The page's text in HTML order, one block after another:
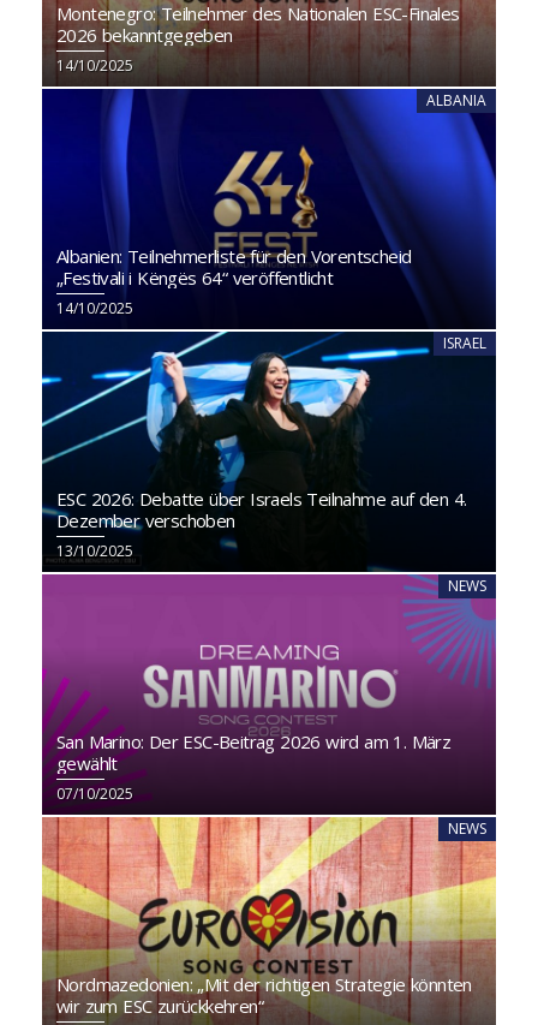
Montenegro: Teilnehmer des Nationalen ESC-Finales
2026 bekanntgegeben
14/10/2025
ALBANIA
Albanien: Teilnehmerliste für den Vorentscheid
„Festivali i Këngës 64“ veröffentlicht
14/10/2025
ISRAEL
ESC 2026: Debatte über Israels Teilnahme auf den 4.
Dezember verschoben
13/10/2025
NEWS
San Marino: Der ESC-Beitrag 2026 wird am 1. März
gewählt
07/10/2025
NEWS
Nordmazedonien: „Mit der richtigen Strategie könnten
wir zum ESC zurückkehren“